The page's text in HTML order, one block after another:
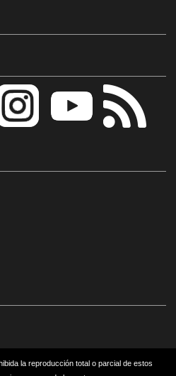
la reproducción total o parcial de estos